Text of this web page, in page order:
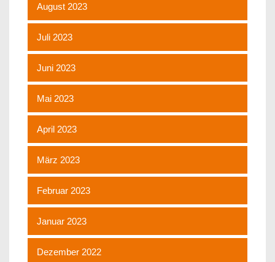
August 2023
Juli 2023
Juni 2023
Mai 2023
April 2023
März 2023
Februar 2023
Januar 2023
Dezember 2022